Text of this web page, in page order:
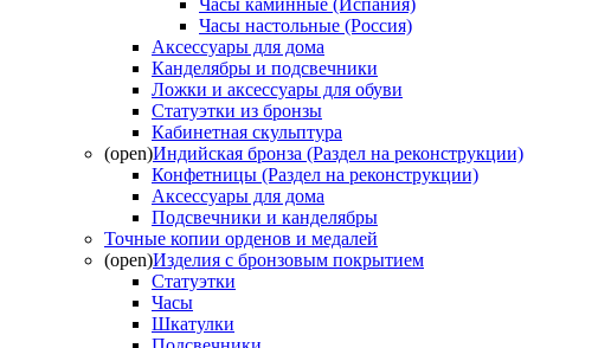
Часы каминные (Испания)
Часы настольные (Россия)
Аксессуары для дома
Канделябры и подсвечники
Ложки и аксессуары для обуви
Статуэтки из бронзы
Кабинетная скульптура
(open)Индийская бронза (Раздел на реконструкции)
Конфетницы (Раздел на реконструкции)
Аксессуары для дома
Подсвечники и канделябры
Точные копии орденов и медалей
(open)Изделия с бронзовым покрытием
Статуэтки
Часы
Шкатулки